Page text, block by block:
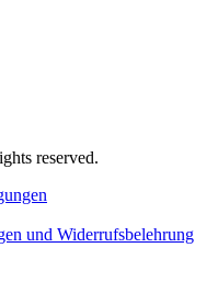
reserved.
und Widerrufsbelehrung